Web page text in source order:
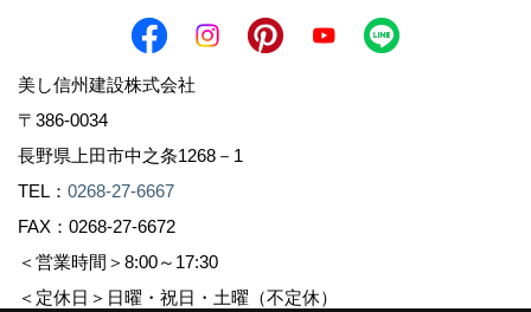
美し信州建設株式会社
〒386-0034
長野県上田市中之条1268－1
TEL： 0268-27-6667
FAX：0268-27-6672
＜営業時間＞8:00～17:30
＜定休日＞日曜・祝日・土曜（不定休）